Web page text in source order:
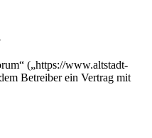
(„https://www.altstadt-
Betreiber ein Vertrag mit